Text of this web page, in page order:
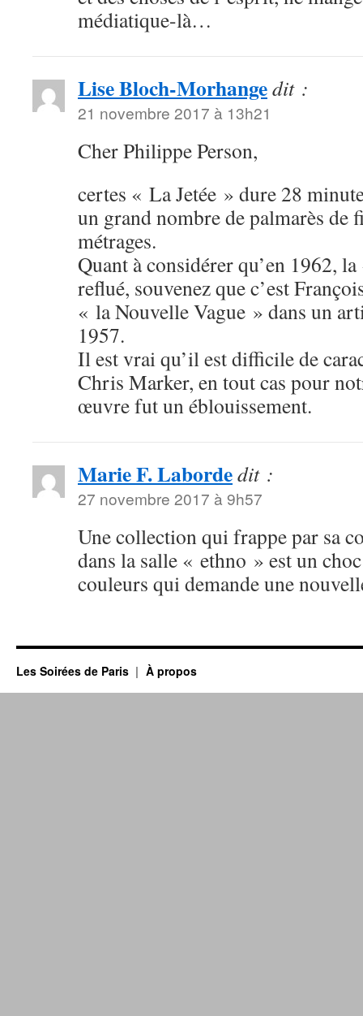
médiatique-là…
Lise Bloch-Morhangedit :
21 novembre 2017 à 13h21
Cher Philippe Person,
certes « La Jetée » dure 28
un grand nombre de palmarès de
métrages.
Quant à considérer qu’en 1962,
reflué, souvenez que c’est
« la Nouvelle Vague » dans un
1957.
Il est vrai qu’il est difficile de
Chris Marker, en tout cas pour
œuvre fut un éblouissement.
Marie F. Labordedit :
27 novembre 2017 à 9h57
Une collection qui frappe par sa
dans la salle « ethno » est un
couleurs qui demande une
Les Soirées de Paris À propos